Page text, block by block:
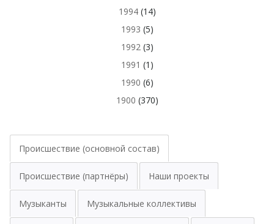
1994(14)
1993 (5)
1992 (3)
1991 (1)
1990 (6)
1900 (370)
Происшествие (основной состав)
Происшествие (партнёры) Наши проекты
Музыканты Музыкальные коллективы